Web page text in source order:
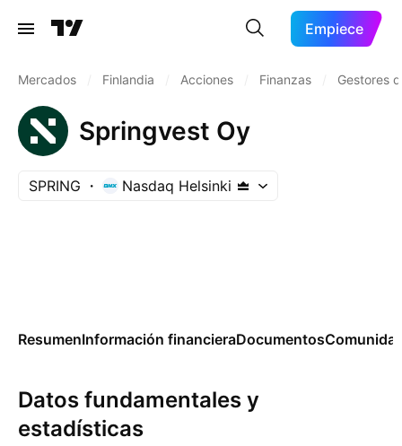
Empiece
Mercados Finlandia Acciones Finanzas Gestores
Springvest Oy
SPRING Nasdaq Helsinki
ResumenInformación financieraDocumentos
Datos fundamentales y
estadísticas